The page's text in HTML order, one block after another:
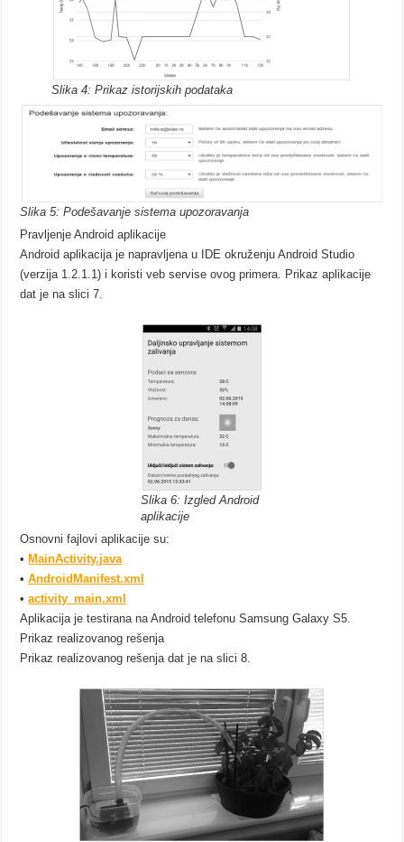
Slika 4: Prikaz istorijskih podataka
Slika 5: Podešavanje sistema upozoravanja
Pravljenje Android aplikacije
Android aplikacija je napravljena u IDE okruženju Android Studio
(verzija 1.2.1.1) i koristi veb servise ovog primera. Prikaz aplikacije
dat je na slici 7.
Slika 6: Izgled Android
aplikacije
Osnovni fajlovi aplikacije su:
• MainActivity.java
•AndroidManifest.xml
•activity_main.xml
Aplikacija je testirana na Android telefonu Samsung Galaxy S5.
Prikaz realizovanog rešenja
Prikaz realizovanog rešenja dat je na slici 8.